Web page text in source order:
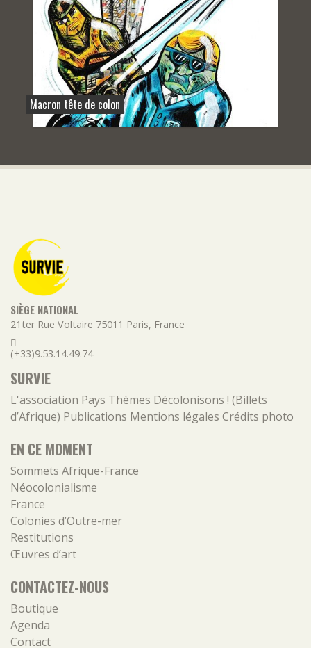
Macron tête de colon
SIÈGE NATIONAL
21ter Rue Voltaire 75011 Paris, France
(+33)9.53.14.49.74
SURVIE
L'association Pays Thèmes Décolonisons ! (Billets
d’Afrique) Publications Mentions légales Crédits photo
EN CE MOMENT
Sommets Afrique-France
Néocolonialisme
France
Colonies d’Outre-mer
Restitutions
Œuvres d’art
CONTACTEZ-NOUS
Boutique
Agenda
Contact